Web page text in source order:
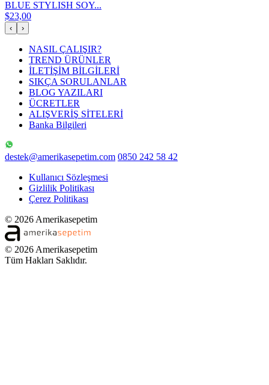
BLUE STYLISH SOY...
$23,00
‹ ›
NASIL ÇALIŞIR?
TREND ÜRÜNLER
İLETİŞİM BİLGİLERİ
SIKÇA SORULANLAR
BLOG YAZILARI
ÜCRETLER
ALIŞVERİŞ SİTELERİ
Banka Bilgileri
destek@amerikasepetim.com 0850 242 58 42
Kullanıcı Sözleşmesi
Gizlilik Politikası
Çerez Politikası
© 2026 Amerikasepetim
© 2026 Amerikasepetim
Tüm Hakları Saklıdır.